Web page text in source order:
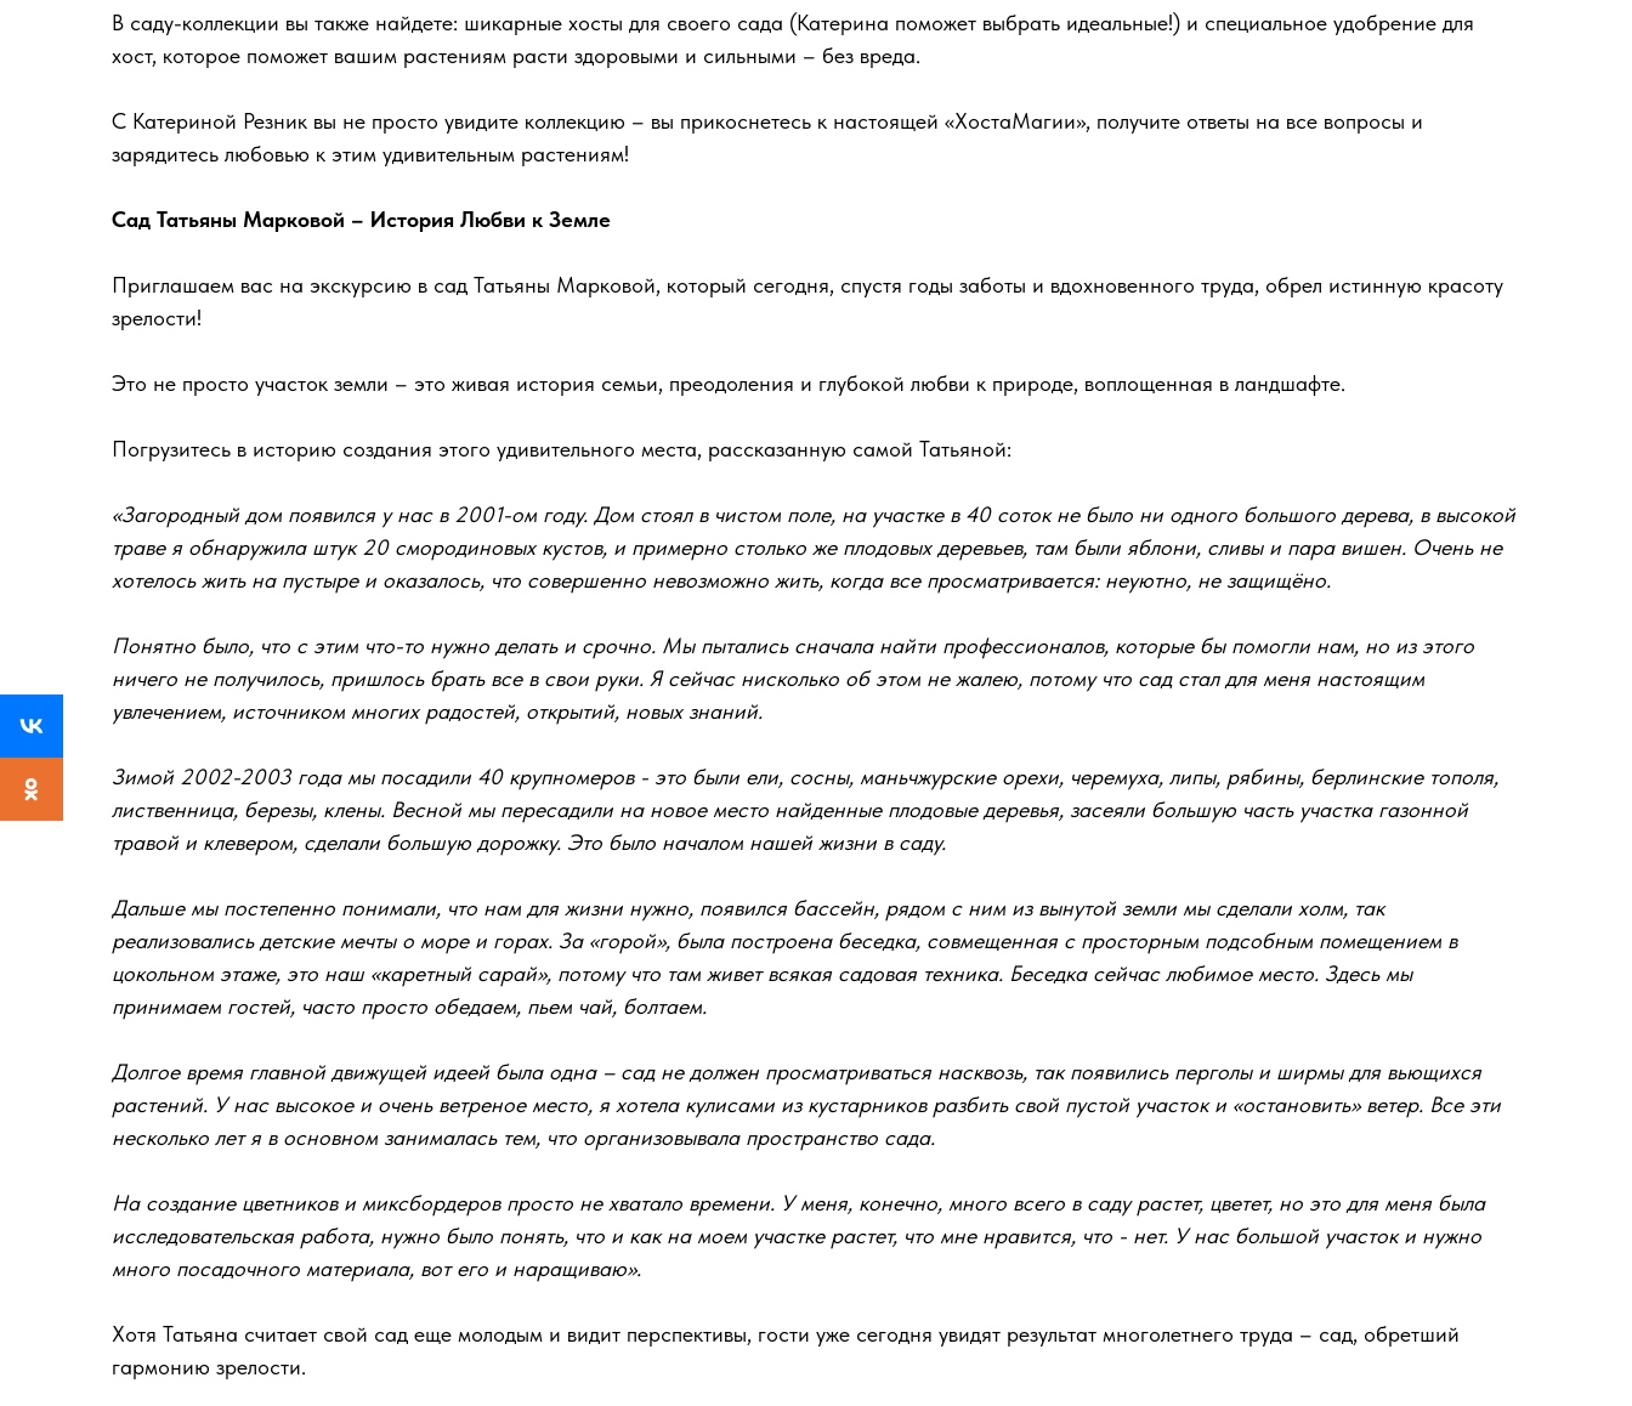
В саду-коллекции вы также найдете: шикарные хосты для своего сада (Катерина поможет выбрать идеальные!) и специальное удобрение для
хост, которое поможет вашим растениям расти здоровыми и сильными – без вреда.
С Катериной Резник вы не просто увидите коллекцию – вы прикоснетесь к настоящей «ХостаМагии», получите ответы на все вопросы и
зарядитесь любовью к этим удивительным растениям!
Сад Татьяны Марковой – История Любви к Земле
Приглашаем вас на экскурсию в сад Татьяны Марковой, который сегодня, спустя годы заботы и вдохновенного труда, обрел истинную красоту
зрелости!
Это не просто участок земли – это живая история семьи, преодоления и глубокой любви к природе, воплощенная в ландшафте.
Погрузитесь в историю создания этого удивительного места, рассказанную самой Татьяной:
«Загородный дом появился у нас в 2001-ом году. Дом стоял в чистом поле, на участке в 40 соток не было ни одного большого дерева, в высокой
траве я обнаружила штук 20 смородиновых кустов, и примерно столько же плодовых деревьев, там были яблони, сливы и пара вишен. Очень не
хотелось жить на пустыре и оказалось, что совершенно невозможно жить, когда все просматривается: неуютно, не защищёно.
Понятно было, что с этим что-то нужно делать и срочно. Мы пытались сначала найти профессионалов, которые бы помогли нам, но из этого
ничего не получилось, пришлось брать все в свои руки. Я сейчас нисколько об этом не жалею, потому что сад стал для меня настоящим
увлечением, источником многих радостей, открытий, новых знаний.
Зимой 2002-2003 года мы посадили 40 крупномеров - это были ели, сосны, маньчжурские орехи, черемуха, липы, рябины, берлинские тополя,
лиственница, березы, клены. Весной мы пересадили на новое место найденные плодовые деревья, засеяли большую часть участка газонной
травой и клевером, сделали большую дорожку. Это было началом нашей жизни в саду.
Дальше мы постепенно понимали, что нам для жизни нужно, появился бассейн, рядом с ним из вынутой земли мы сделали холм, так
реализовались детские мечты о море и горах. За «горой», была построена беседка, совмещенная с просторным подсобным помещением в
цокольном этаже, это наш «каретный сарай», потому что там живет всякая садовая техника. Беседка сейчас любимое место. Здесь мы
принимаем гостей, часто просто обедаем, пьем чай, болтаем.
Долгое время главной движущей идеей была одна – сад не должен просматриваться насквозь, так появились перголы и ширмы для вьющихся
растений. У нас высокое и очень ветреное место, я хотела кулисами из кустарников разбить свой пустой участок и «остановить» ветер. Все эти
несколько лет я в основном занималась тем, что организовывала пространство сада.
На создание цветников и миксбордеров просто не хватало времени. У меня, конечно, много всего в саду растет, цветет, но это для меня была
исследовательская работа, нужно было понять, что и как на моем участке растет, что мне нравится, что - нет. У нас большой участок и нужно
много посадочного материала, вот его и наращиваю».
Хотя Татьяна считает свой сад еще молодым и видит перспективы, гости уже сегодня увидят результат многолетнего труда – сад, обретший
гармонию зрелости.